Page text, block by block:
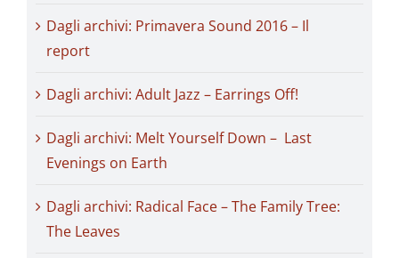
Dagli archivi: Primavera Sound 2016 – Il
report
Dagli archivi: Adult Jazz – Earrings Off!
Dagli archivi: Melt Yourself Down – Last
Evenings on Earth
Dagli archivi: Radical Face – The Family Tree:
The Leaves